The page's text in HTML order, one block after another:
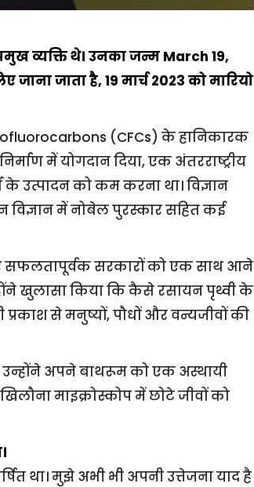
व्यक्ति थे। उनका जन्म March 19,
जाता है, 19 मार्च 2023 को मारियो
(CFCs) के हानिकारक
में योगदान दिया, एक अंतरराष्ट्रीय
उत्पादन को कम करना था। विज्ञान
विज्ञान में नोबेल पुरस्कार सहित कई
सफलतापूर्वक सरकारों को एक साथ आने
खुलासा किया कि कैसे रसायन पृथ्वी के
से मनुष्यों, पौधों और वन्यजीवों की
उन्होंने अपने बाथरूम को एक अस्थायी
माइक्रोस्कोप में छोटे जीवों को
था। मुझे अभी भी अपनी उत्तेजना याद है